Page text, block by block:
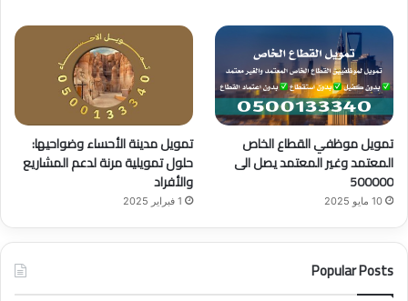
تمويل موظفي القطاع الخاص
المعتمد وغير المعتمد يصل الى
500000
10 مايو 2025
تمويل مدينة الأحساء وضواحيها:
حلول تمويلية مرنة لدعم المشاريع
والأفراد
1 فبراير 2025
Popular Posts